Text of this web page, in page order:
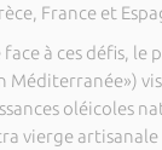
France et
à ces défis,
Méditerranée»)
oléicoles
vierge